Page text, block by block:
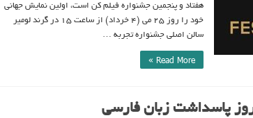
هفتاد و پنجمین جشنواره فیلم کن است، اولین نمایش جهانی
خود را روز ۲۵ می (۴ خرداد) از ساعت ۱۵ در گرند لومیر
سالن اصلی جشنواره تجربه …
Read More »
پاسداشت زبان فارسی